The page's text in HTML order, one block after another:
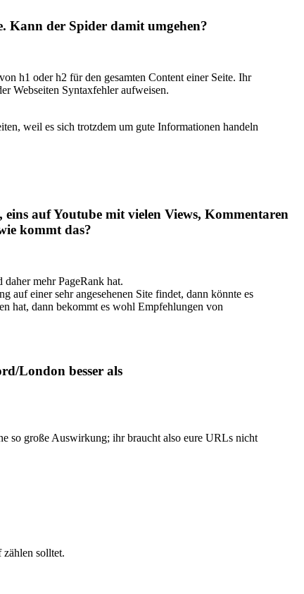
Kann der Spider damit umgehen?
h1 oder h2 für den gesamten Content einer Seite. Ihr
Webseiten Syntaxfehler aufweisen.
weil es sich trotzdem um gute Informationen handeln
eins auf Youtube mit vielen Views, Kommentaren
kommt das?
mehr PageRank hat.
einer sehr angesehenen Site findet, dann könnte es
hat, dann bekommt es wohl Empfehlungen von
London besser als
so große Auswirkung; ihr braucht also eure URLs nicht
solltet.